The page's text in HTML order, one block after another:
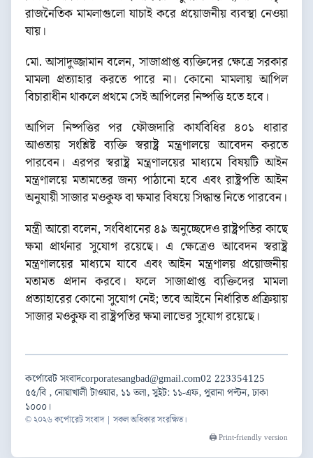
রাজনৈতিক মামলাগুলো যাচাই করে প্রয়োজনীয় ব্যবস্থা নেওয়া
যায়।
মো. আসাদুজ্জামান বলেন, সাজাপ্রাপ্ত ব্যক্তিদের ক্ষেত্রে সরকার
মামলা প্রত্যাহার করতে পারে না। কোনো মামলায় আপিল
বিচারাধীন থাকলে প্রথমে সেই আপিলের নিষ্পত্তি হতে হবে।
আপিল নিষ্পত্তির পর ফৌজদারি কার্যবিধির ৪০১ ধারার
আওতায় সংশ্লিষ্ট ব্যক্তি স্বরাষ্ট্র মন্ত্রণালয়ে আবেদন করতে
পারবেন। এরপর স্বরাষ্ট্র মন্ত্রণালয়ের মাধ্যমে বিষয়টি আইন
মন্ত্রণালয়ে মতামতের জন্য পাঠানো হবে এবং রাষ্ট্রপতি আইন
অনুযায়ী সাজার মওকুফ বা ক্ষমার বিষয়ে সিদ্ধান্ত নিতে পারবেন।
মন্ত্রী আরো বলেন, সংবিধানের ৪৯ অনুচ্ছেদেও রাষ্ট্রপতির কাছে
ক্ষমা প্রার্থনার সুযোগ রয়েছে। এ ক্ষেত্রেও আবেদন স্বরাষ্ট্র
মন্ত্রণালয়ের মাধ্যমে যাবে এবং আইন মন্ত্রণালয় প্রয়োজনীয়
মতামত প্রদান করবে। ফলে সাজাপ্রাপ্ত ব্যক্তিদের মামলা
প্রত্যাহারের কোনো সুযোগ নেই; তবে আইনে নির্ধারিত প্রক্রিয়ায়
সাজার মওকুফ বা রাষ্ট্রপতির ক্ষমা লাভের সুযোগ রয়েছে।
কর্পোরেট সংবাদcorporatesangbad@gmail.com02 223354125
৫৫/বি , নোয়াখালী টাওয়ার, ১১ তলা, সুইট: ১১-এফ, পুরানা পল্টন, ঢাকা
১০০০।
© ২০২৬ কর্পোরেট সংবাদ | সকল অধিকার সংরক্ষিত।
🖨️ Print-friendly version